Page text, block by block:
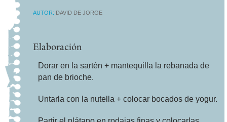
AUTOR: DAVID DE JORGE
Elaboración
Dorar en la sartén + mantequilla la rebanada de
pan de brioche.
Untarla con la nutella + colocar bocados de yogur.